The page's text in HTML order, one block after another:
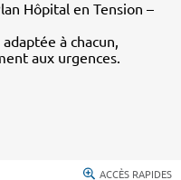
Hôpital en Tension –
à chacun,
aux urgences.
ACCÈS RAPIDES